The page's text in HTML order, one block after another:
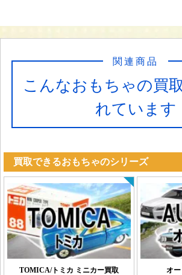
こんなおもちゃの買
れています
関連商品
買取できるおもちゃのシリーズ
TOMICA/トミカ ミニカー買取 オ